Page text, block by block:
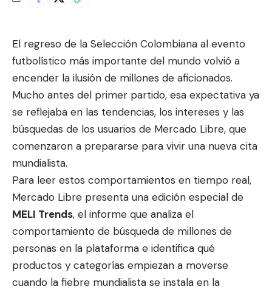
El regreso de la Selección Colombiana al evento
futbolístico más importante del mundo volvió a
encender la ilusión de millones de aficionados.
Mucho antes del primer partido, esa expectativa ya
se reflejaba en las tendencias, los intereses y las
búsquedas de los usuarios de Mercado Libre, que
comenzaron a prepararse para vivir una nueva cita
mundialista.
Para leer estos comportamientos en tiempo real,
Mercado Libre presenta una edición especial de
MELI Trends, el informe que analiza el
comportamiento de búsqueda de millones de
personas en la plataforma e identifica qué
productos y categorías empiezan a moverse
cuando la fiebre mundialista se instala en la